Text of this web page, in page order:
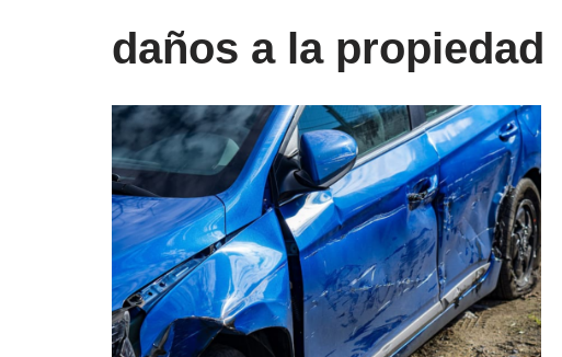
daños a la propiedad